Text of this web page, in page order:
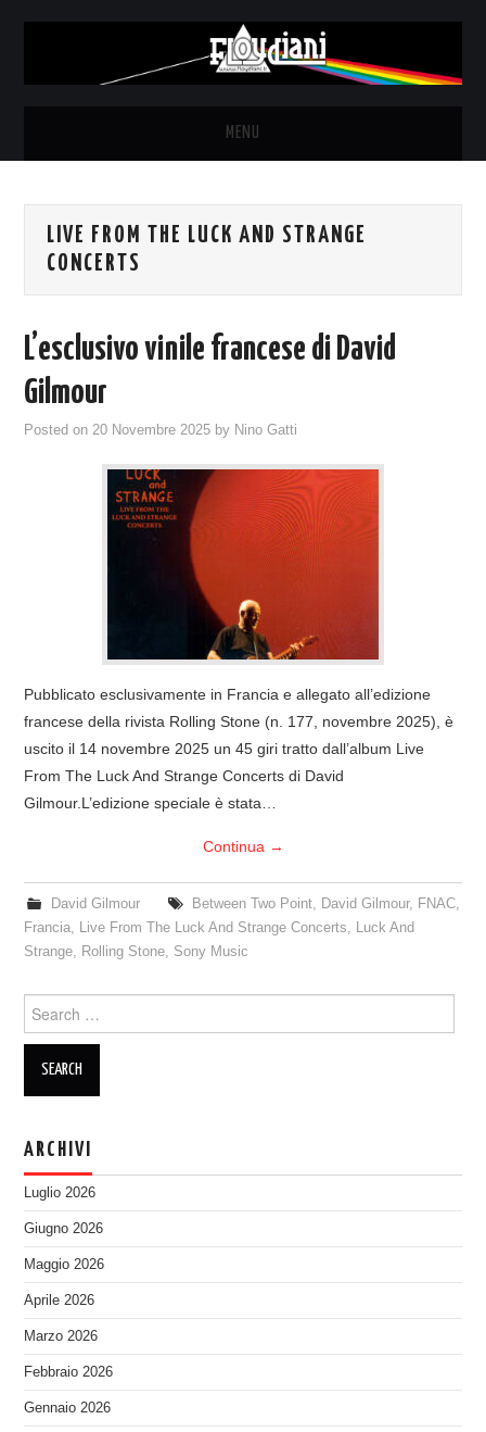
MENU
NEWS
THE LUNATICS
SYD BARRETT – ALLE SOGLIE
DELL’ALBA
COVER & TRIBUTI
CONTATTI
RELICS – SFALCI E RAMAGLIE
POLICY/COOKIES
LIVE FROM THE LUCK AND STRANGE
CONCERTS
L’esclusivo vinile francese di David
Gilmour
Posted on20 Novembre 2025 by Nino Gatti
Pubblicato esclusivamente in Francia e allegato all’edizione
francese della rivista Rolling Stone (n. 177, novembre 2025), è
uscito il 14 novembre 2025 un 45 giri tratto dall’album Live
From The Luck And Strange Concerts di David
Gilmour.L’edizione speciale è stata…
Continua →
David Gilmour Between Two Point, David Gilmour, FNAC,
Francia, Live From The Luck And Strange Concerts, Luck And
Strange, Rolling Stone, Sony Music
for:
ARCHIVI
Luglio 2026
Giugno 2026
Maggio 2026
Aprile 2026
Marzo 2026
Febbraio 2026
Gennaio 2026